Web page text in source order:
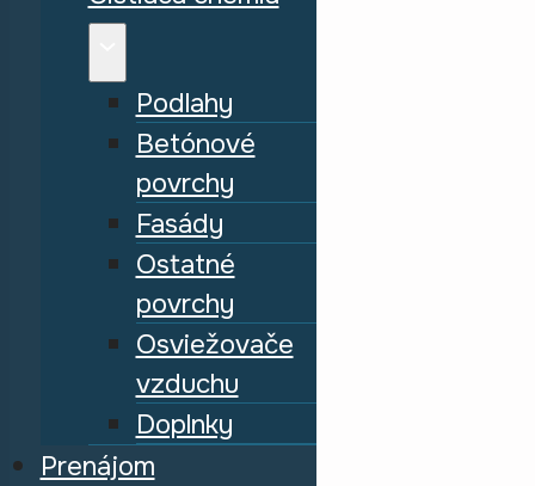
Podlahy
Betónové
povrchy
Fasády
Ostatné
povrchy
Osviežovače
vzduchu
Doplnky
Prenájom